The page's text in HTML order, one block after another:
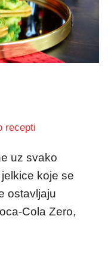
recepti
uz svako
koje se
ostavljaju
Cola Zero,